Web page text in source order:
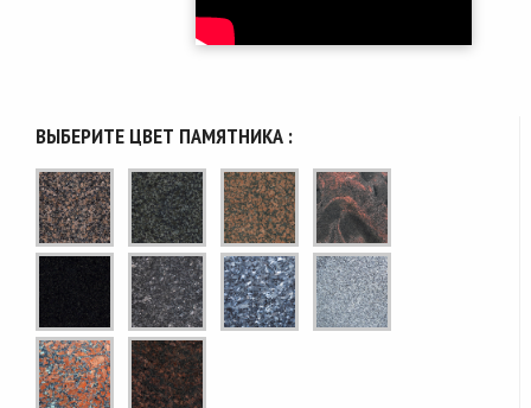
ВЫБЕРИТЕ ЦВЕТ ПАМЯТНИКА :